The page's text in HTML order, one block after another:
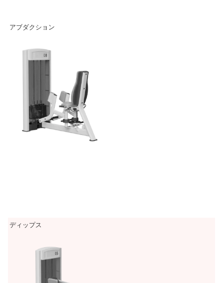
アブダクション
ディップス